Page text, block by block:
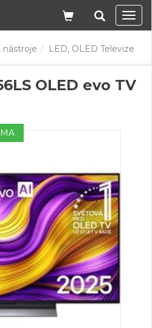
nástroje LED, OLED Televize
OLED evo TV